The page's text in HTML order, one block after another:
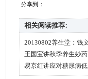
分享到：
相关阅读推荐:
20130802养生堂：钱
王国宝讲秋季养生妙药
易京红讲应对糖尿病